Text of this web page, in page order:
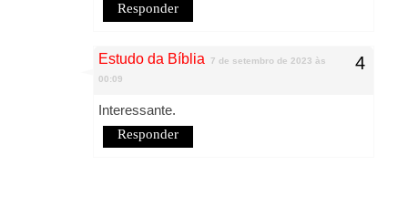
Responder
Estudo da Bíblia
7 de setembro de 2023 às
00:09
Interessante.
Responder